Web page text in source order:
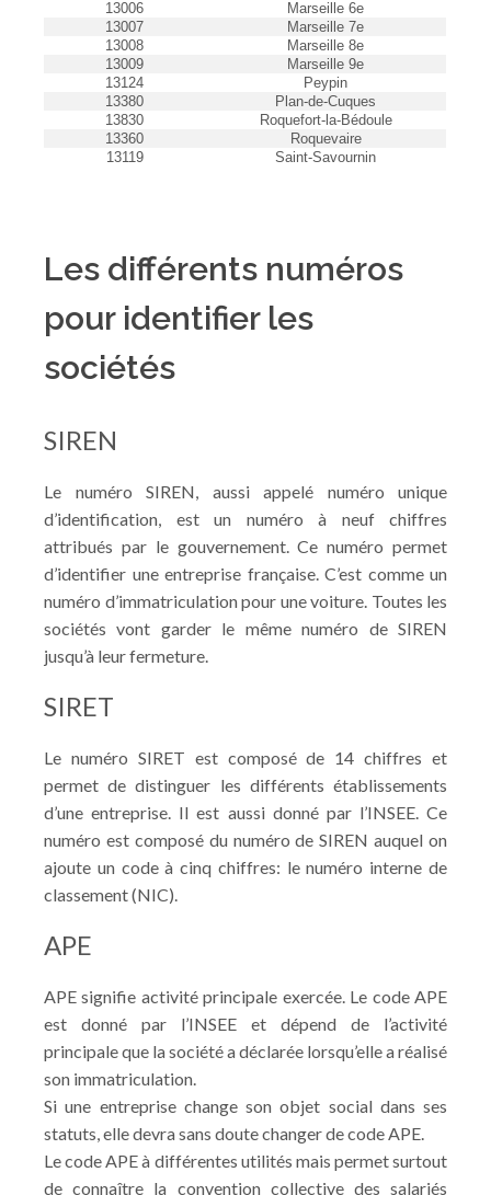
13006
Marseille 6e
13007
Marseille 7e
13008
Marseille 8e
13009
Marseille 9e
13124
Peypin
13380
Plan-de-Cuques
13830
Roquefort-la-Bédoule
13360
Roquevaire
13119
Saint-Savournin
Les différents numéros
pour identifier les
sociétés
SIREN
Le numéro SIREN, aussi appelé numéro unique
d’identification, est un numéro à neuf chiffres
attribués par le gouvernement. Ce numéro permet
d’identifier une entreprise française. C’est comme un
numéro d’immatriculation pour une voiture. Toutes les
sociétés vont garder le même numéro de SIREN
jusqu’à leur fermeture.
SIRET
Le numéro SIRET est composé de 14 chiffres et
permet de distinguer les différents établissements
d’une entreprise. Il est aussi donné par l’INSEE. Ce
numéro est composé du numéro de SIREN auquel on
ajoute un code à cinq chiffres: le numéro interne de
classement (NIC).
APE
APE signifie activité principale exercée. Le code APE
est donné par l’INSEE et dépend de l’activité
principale que la société a déclarée lorsqu’elle a réalisé
son immatriculation.
Si une entreprise change son objet social dans ses
statuts, elle devra sans doute changer de code APE.
Le code APE à différentes utilités mais permet surtout
de connaître la convention collective des salariés